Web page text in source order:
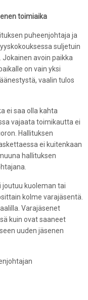
toimiaika
puheenjohtaja ja
suljetuin
Jokainen avoin paikka
on vain yksi
vaalin tulos
ei saa olla kahta
vajaata toimikautta ei
Hallituksen
ei kuitenkaan
hallituksen
joutuu kuoleman tai
kolme varajäsentä.
Varajäsenet
kuin ovat saaneet
uuden jäsenen